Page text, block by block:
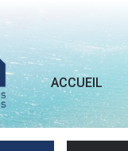
ACCUEIL